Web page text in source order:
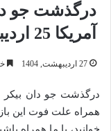
درگذشت جو
آمریکا 25 اردیبهشت 1404 + علت فوت
27 اردیبهشت, 1404
همراه علت فوت این